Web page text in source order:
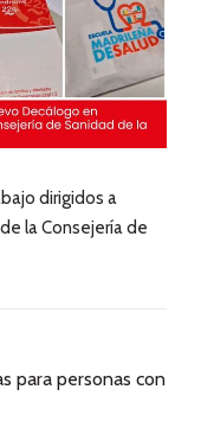
dirigidos a
la Consejería de
para personas con